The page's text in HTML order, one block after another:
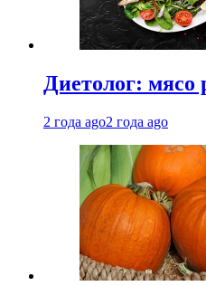
Диетолог:
2 года ago2 года ago